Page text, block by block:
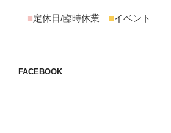
■定休日/臨時休業 ■イベント
FACEBOOK